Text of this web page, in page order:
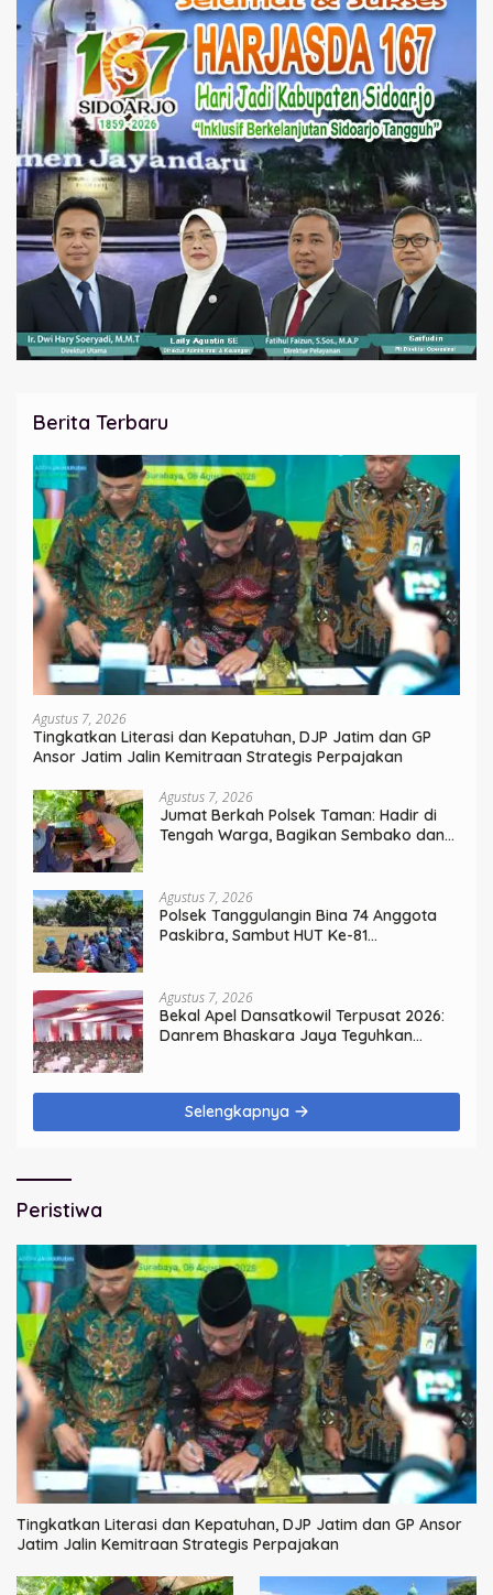
Berita Terbaru
Agustus 7, 2026
Tingkatkan Literasi dan Kepatuhan, DJP Jatim dan GP
Ansor Jatim Jalin Kemitraan Strategis Perpajakan
Agustus 7, 2026
Jumat Berkah Polsek Taman: Hadir di
Tengah Warga, Bagikan Sembako dan
Agustus 7, 2026
Polsek Tanggulangin Bina 74 Anggota
Paskibra, Sambut HUT Ke-81
Agustus 7, 2026
Bekal Apel Dansatkowil Terpusat 2026:
Danrem Bhaskara Jaya Teguhkan
Selengkapnya
Peristiwa
Tingkatkan Literasi dan Kepatuhan, DJP Jatim dan GP Ansor
Jatim Jalin Kemitraan Strategis Perpajakan